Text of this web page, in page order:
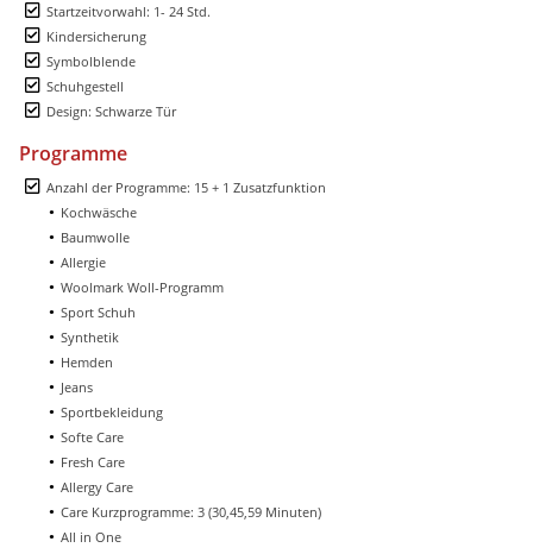
Startzeitvorwahl: 1- 24 Std.
Kindersicherung
Symbolblende
Schuhgestell
Design: Schwarze Tür
Programme
Anzahl der Programme: 15 + 1 Zusatzfunktion
Kochwäsche
Baumwolle
Allergie
Woolmark Woll-Programm
Sport Schuh
Synthetik
Hemden
Jeans
Sportbekleidung
Softe Care
Fresh Care
Allergy Care
Care Kurzprogramme: 3 (30,45,59 Minuten)
All in One